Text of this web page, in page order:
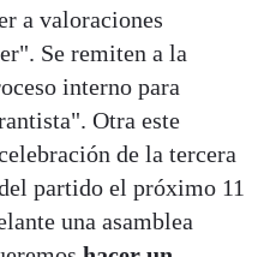
a valoraciones
Se remiten a la
interno para
Otra este
de la tercera
partido el próximo 11
una asamblea